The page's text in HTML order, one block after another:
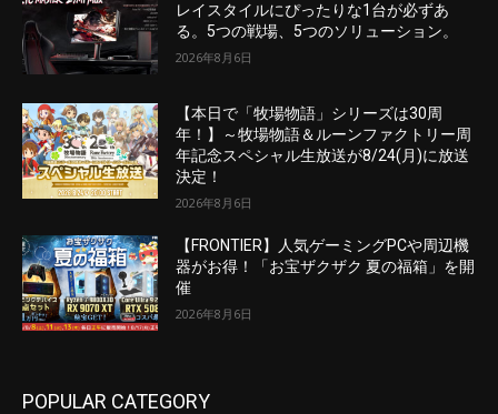
レイスタイルにぴったりな1台が必ずあ
る。5つの戦場、5つのソリューション。
2026年8月6日
【本日で「牧場物語」シリーズは30周
年！】～牧場物語＆ルーンファクトリー周
年記念スペシャル生放送が8/24(月)に放送
決定！
2026年8月6日
【FRONTIER】人気ゲーミングPCや周辺機
器がお得！「お宝ザクザク 夏の福箱」を開
催
2026年8月6日
POPULAR CATEGORY